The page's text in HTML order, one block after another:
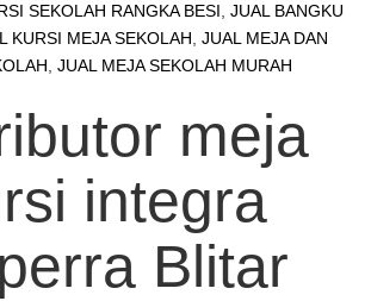
SEKOLAH RANGKA BESI JUAL BANGKU
KURSI MEJA SEKOLAH JUAL MEJA DAN
JUAL MEJA SEKOLAH MURAH
meja
integra
Blitar